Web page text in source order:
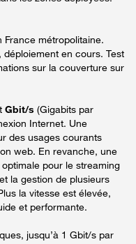
France métropolitaine.
en cours. Test
sur la couverture sur
Gbit/s (Gigabits par
Internet. Une
des usages courants
web. En revanche, une
pour le streaming
la gestion de plusieurs
la vitesse est élevée,
et performante.
jusqu’à 1 Gbit/s par